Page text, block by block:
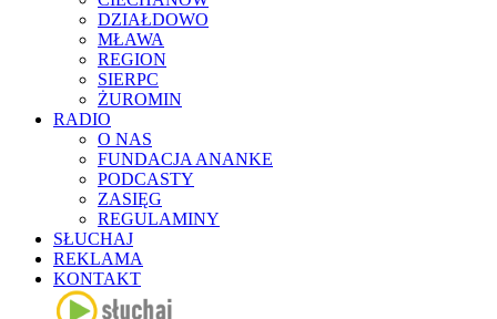
DZIAŁDOWO
MŁAWA
REGION
SIERPC
ŻUROMIN
RADIO
O NAS
FUNDACJA ANANKE
PODCASTY
ZASIĘG
REGULAMINY
SŁUCHAJ
REKLAMA
KONTAKT